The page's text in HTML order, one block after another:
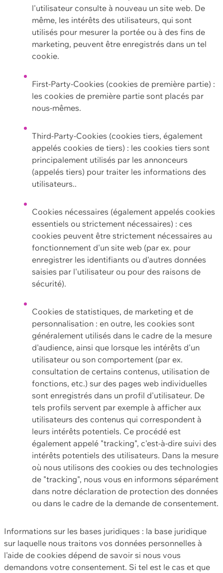
l'utilisateur consulte à nouveau un site web. De
même, les intérêts des utilisateurs, qui sont
utilisés pour mesurer la portée ou à des fins de
marketing, peuvent être enregistrés dans un tel
cookie.
First-Party-Cookies (cookies de première partie) :
les cookies de première partie sont placés par
nous-mêmes.
Third-Party-Cookies (cookies tiers, également
appelés cookies de tiers) : les cookies tiers sont
principalement utilisés par les annonceurs
(appelés tiers) pour traiter les informations des
utilisateurs..
Cookies nécessaires (également appelés cookies
essentiels ou strictement nécessaires) : ces
cookies peuvent être strictement nécessaires au
fonctionnement d'un site web (par ex. pour
enregistrer les identifiants ou d'autres données
saisies par l'utilisateur ou pour des raisons de
sécurité).
Cookies de statistiques, de marketing et de
personnalisation : en outre, les cookies sont
généralement utilisés dans le cadre de la mesure
d'audience, ainsi que lorsque les intérêts d'un
utilisateur ou son comportement (par ex.
consultation de certains contenus, utilisation de
fonctions, etc.) sur des pages web individuelles
sont enregistrés dans un profil d'utilisateur. De
tels profils servent par exemple à afficher aux
utilisateurs des contenus qui correspondent à
leurs intérêts potentiels. Ce procédé est
également appelé "tracking", c'est-à-dire suivi des
intérêts potentiels des utilisateurs. Dans la mesure
où nous utilisons des cookies ou des technologies
de "tracking", nous vous en informons séparément
dans notre déclaration de protection des données
ou dans le cadre de la demande de consentement.
Informations sur les bases juridiques : la base juridique
sur laquelle nous traitons vos données personnelles à
l'aide de cookies dépend de savoir si nous vous
demandons votre consentement. Si tel est le cas et que